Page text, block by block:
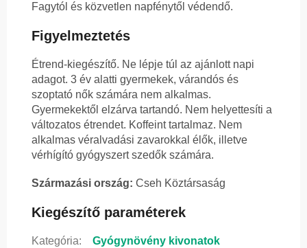
Fagytól és közvetlen napfénytől védendő.
Figyelmeztetés
Étrend-kiegészítő. Ne lépje túl az ajánlott napi
adagot. 3 év alatti gyermekek, várandós és
szoptató nők számára nem alkalmas.
Gyermekektől elzárva tartandó. Nem helyettesíti a
változatos étrendet. Koffeint tartalmaz. Nem
alkalmas véralvadási zavarokkal élők, illetve
vérhígító gyógyszert szedők számára.
Származási ország: Cseh Köztársaság
Kiegészítő paraméterek
Kategória:
Gyógynövény kivonatok